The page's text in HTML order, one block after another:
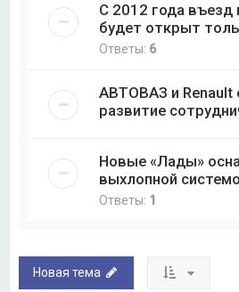
С 2012 года
будет открыт
Ответы: 6
АВТОВАЗ и Renault
развитие
Новые «Лады»
выхлопной
Ответы: 1
Новая тема